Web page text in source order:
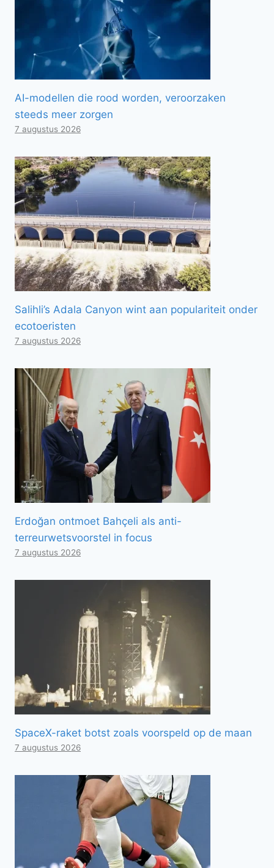
AI-modellen die rood worden, veroorzaken
steeds meer zorgen
7 augustus 2026
Salihli’s Adala Canyon wint aan populariteit onder
ecotoeristen
7 augustus 2026
Erdoğan ontmoet Bahçeli als anti-
terreurwetsvoorstel in focus
7 augustus 2026
SpaceX-raket botst zoals voorspeld op de maan
7 augustus 2026